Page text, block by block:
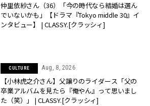
仲里依紗さん（36）「今の時代なら結婚は選ん
でいないかも」【ドラマ『Tokyo middle 30』イ
ンタビュー】 | CLASSY.[クラッシィ]
CULTURE Aug, 8, 2026
【小林虎之介さん】父譲りのライダース「父の
卒業アルバムを見たら『俺やん』って思いまし
た（笑）」 | CLASSY.[クラッシィ]